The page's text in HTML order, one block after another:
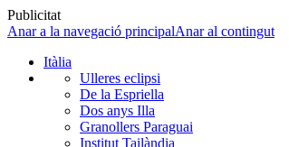
Publicitat
Anar a la navegació principalAnar al contingut
Itàlia
Ulleres eclipsi
De la Espriella
Dos anys Illa
Granollers Paraguai
Institut Tailàndia